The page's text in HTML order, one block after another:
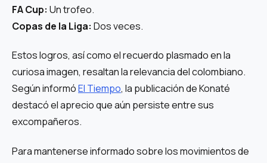
FA Cup: Un trofeo.
Copas de la Liga: Dos veces.
Estos logros, así como el recuerdo plasmado en la
curiosa imagen, resaltan la relevancia del colombiano.
Según informóEl Tiempo, la publicación de Konaté
destacó el aprecio que aún persiste entre sus
excompañeros.
Para mantenerse informado sobre los movimientos de